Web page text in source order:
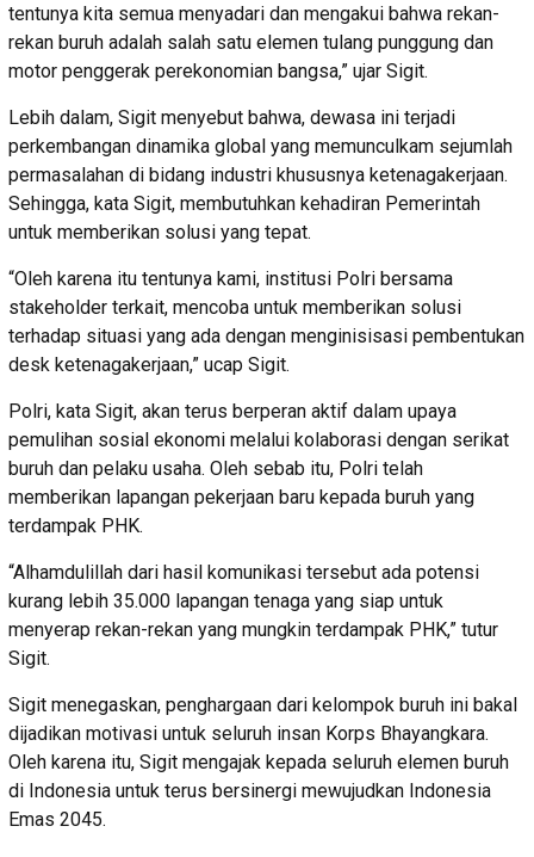
tentunya kita semua menyadari dan mengakui bahwa rekan-
rekan buruh adalah salah satu elemen tulang punggung dan
motor penggerak perekonomian bangsa,” ujar Sigit.
Lebih dalam, Sigit menyebut bahwa, dewasa ini terjadi
perkembangan dinamika global yang memunculkam sejumlah
permasalahan di bidang industri khususnya ketenagakerjaan.
Sehingga, kata Sigit, membutuhkan kehadiran Pemerintah
untuk memberikan solusi yang tepat.
“Oleh karena itu tentunya kami, institusi Polri bersama
stakeholder terkait, mencoba untuk memberikan solusi
terhadap situasi yang ada dengan menginisisasi pembentukan
desk ketenagakerjaan,” ucap Sigit.
Polri, kata Sigit, akan terus berperan aktif dalam upaya
pemulihan sosial ekonomi melalui kolaborasi dengan serikat
buruh dan pelaku usaha. Oleh sebab itu, Polri telah
memberikan lapangan pekerjaan baru kepada buruh yang
terdampak PHK.
“Alhamdulillah dari hasil komunikasi tersebut ada potensi
kurang lebih 35.000 lapangan tenaga yang siap untuk
menyerap rekan-rekan yang mungkin terdampak PHK,” tutur
Sigit.
Sigit menegaskan, penghargaan dari kelompok buruh ini bakal
dijadikan motivasi untuk seluruh insan Korps Bhayangkara.
Oleh karena itu, Sigit mengajak kepada seluruh elemen buruh
di Indonesia untuk terus bersinergi mewujudkan Indonesia
Emas 2045.